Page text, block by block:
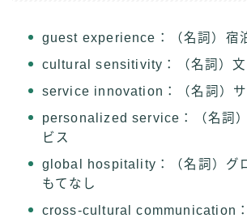
guest experience：（名詞）宿
cultural sensitivity：（名詞）文
service innovation：（名詞）サ
personalized service：（名詞
ビス
global hospitality：（名詞）グ
もてなし
cross-cultural communication